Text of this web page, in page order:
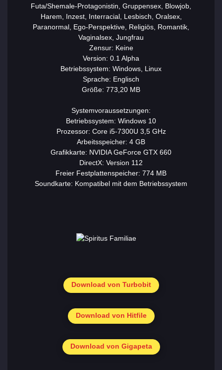
Futa/Shemale-Protagonistin, Gruppensex, Blowjob,
Harem, Inzest, Interracial, Lesbisch, Oralsex,
Paranormal, Ego-Perspektive, Religiös, Romantik,
Vaginalsex, Jungfrau
Zensur: Keine
Version: 0.1 Alpha
Betriebssystem: Windows, Linux
Sprache: Englisch
Größe: 773,20 MB
Systemvoraussetzungen:
Betriebssystem: Windows 10
Prozessor: Core i5-7300U 3,5 GHz
Arbeitsspeicher: 4 GB
Grafikkarte: NVIDIA GeForce GTX 660
DirectX: Version 112
Freier Festplattenspeicher: 774 MB
Soundkarte: Kompatibel mit dem Betriebssystem
Download von Turbobit
Download von Hitfile
Download von Gigapeta